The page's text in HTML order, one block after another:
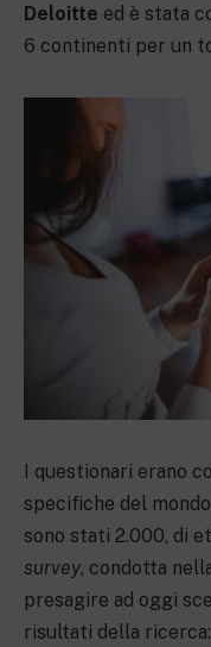
Deloitte ed è stata
6 continenti per un
I questionari erano
specifiche del
sono stati 2.000, di
survey, condotta
presagire ad oggi
risultati della ricerca: